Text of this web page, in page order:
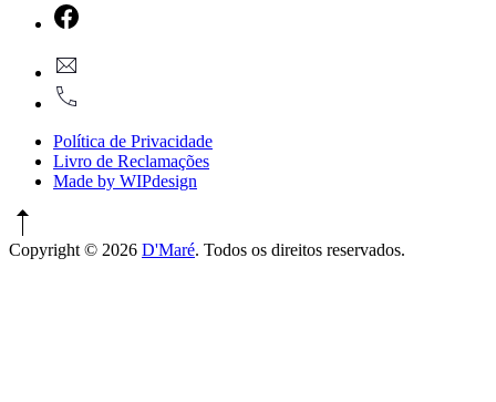
New
Window
Window
Política de Privacidade
Livro de Reclamações
Made by WIPdesign
Copyright © 2026 D'Maré. Todos os direitos reservados.